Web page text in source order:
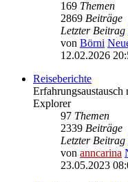
169 Themen
2869 Beiträge
Letzter Beitrag
von Börni
12.02.2026
Reiseberichte
Explorer
97 Themen
2339 Beiträge
Letzter Beitrag
von anncarina
23.05.2023